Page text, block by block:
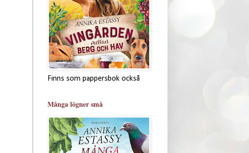
Finns som pappersbok också
Många lögner små